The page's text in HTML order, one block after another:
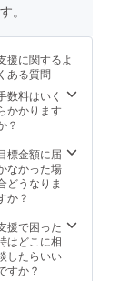
す。
援に関するよ
くある質問
数料はいく
かかります
？
標金額に届
なかった場
どうなりま
か？
援で困った
はどこに相
したらいい
すか？